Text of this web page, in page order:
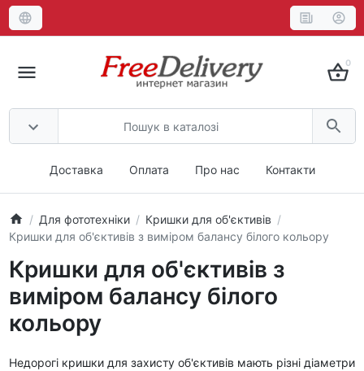
0
Доставка Оплата Про нас Контакти
Для фототехніки
Кришки для об'єктивів
Кришки для об'єктивів з виміром балансу білого кольору
Кришки для об'єктивів з
виміром балансу білого
кольору
Недорогі кришки для захисту об'єктивів мають різні діаметри